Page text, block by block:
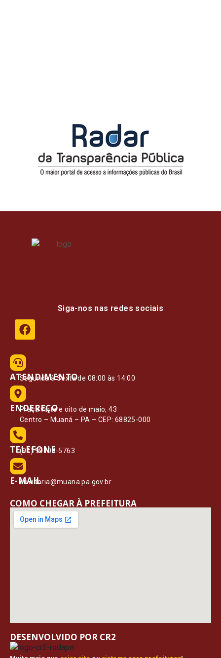
Siga-nos nas redes sociais
ATENDIMENTO
Segunda à Sexta de 08:00 às 14:00
ENDEREÇO
Praça vinte e oito de maio, 43
Centro – Muaná – PA – CEP: 68825-000
TELEFONE
(91) 99108-5763
E-MAIL
ouvidoria@muana.pa.gov.br
COMO CHEGAR À PREFEITURA
DESENVOLVIDO POR CR2